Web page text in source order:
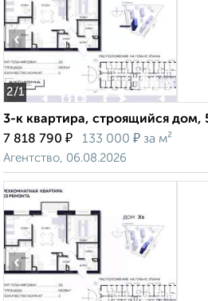
2/1
‹
3-к квартира, строящийся дом,
7 818 790 ₽ 133 000 ₽ за м²
Агентство, 06.08.2026
‹